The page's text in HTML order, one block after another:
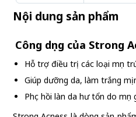
Nội dung sản phẩm
Công dụng của Strong
Hỗ trợ điều trị các loại mụn
Giúp dưỡng da, làm trắng
Phục hồi làn da hư tổn do